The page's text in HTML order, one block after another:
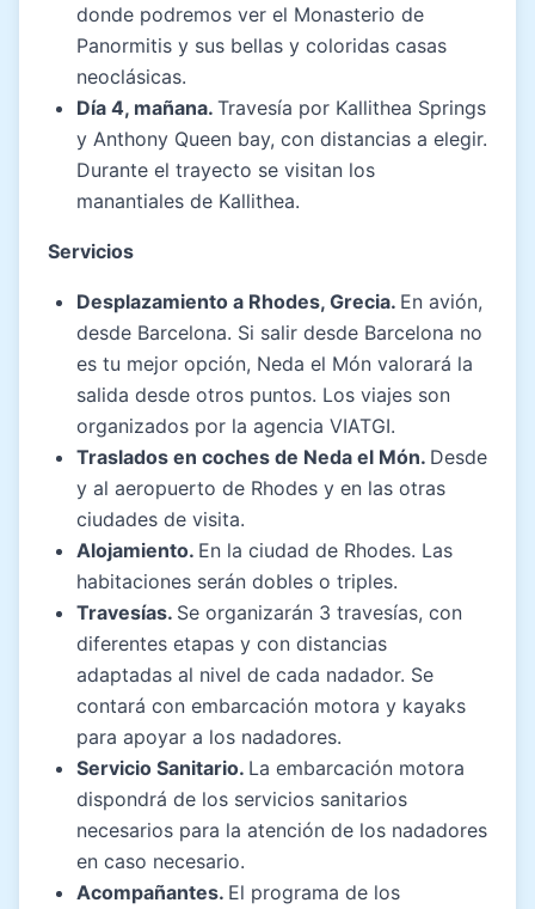
donde podremos ver el Monasterio de
Panormitis y sus bellas y coloridas casas
neoclásicas.
Día 4, mañana. Travesía por Kallithea Springs
y Anthony Queen bay, con distancias a elegir.
Durante el trayecto se visitan los
manantiales de Kallithea.
Servicios
Desplazamiento a Rhodes, Grecia. En avión,
desde Barcelona. Si salir desde Barcelona no
es tu mejor opción, Neda el Món valorará la
salida desde otros puntos. Los viajes son
organizados por la agencia VIATGI.
Traslados en coches de Neda el Món. Desde
y al aeropuerto de Rhodes y en las otras
ciudades de visita.
Alojamiento. En la ciudad de Rhodes. Las
habitaciones serán dobles o triples.
Travesías. Se organizarán 3 travesías, con
diferentes etapas y con distancias
adaptadas al nivel de cada nadador. Se
contará con embarcación motora y kayaks
para apoyar a los nadadores.
Servicio Sanitario. La embarcación motora
dispondrá de los servicios sanitarios
necesarios para la atención de los nadadores
en caso necesario.
Acompañantes. El programa de los